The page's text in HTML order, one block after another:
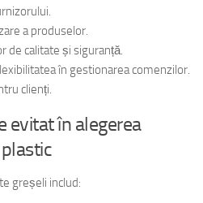
a produselor.
de calitate și siguranță.
în gestionarea comenzilor.
clienți.
evitat în alegerea
greșeli includ: